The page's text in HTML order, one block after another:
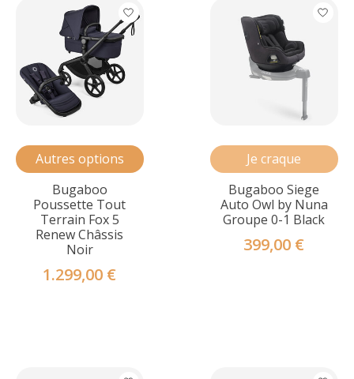
Autres options
Bugaboo
Poussette Tout
Terrain Fox 5
Renew Châssis
Noir
1.299,00 €
Je craque
Bugaboo Siege
Auto Owl by Nuna
Groupe 0-1 Black
399,00 €